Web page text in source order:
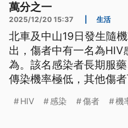
萬分之一
2025/12/20 15:37 生活
北車及中山19日發生隨
出，傷者中有一名為
為。該名感染者長期服
傳染機率極低，其他傷
請至醫院評估是否進行預
HIV 感染 傷者 機